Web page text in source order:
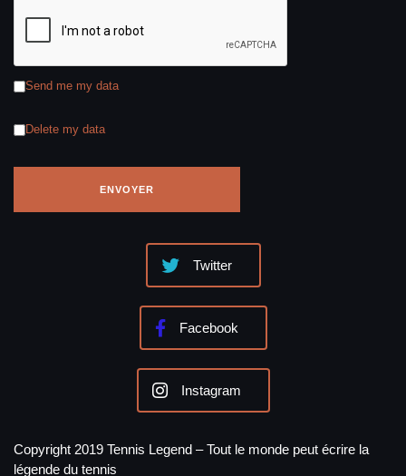
Send me my data
Delete my data
Twitter
Facebook
Instagram
Copyright 2019 Tennis Legend – Tout le monde peut écrire la
légende du tennis